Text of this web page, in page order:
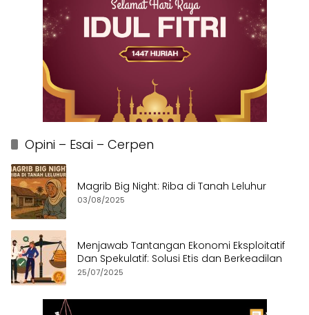
Opini – Esai – Cerpen
Magrib Big Night: Riba di Tanah Leluhur
03/08/2025
Menjawab Tantangan Ekonomi Eksploitatif
Dan Spekulatif: Solusi Etis dan Berkeadilan
25/07/2025